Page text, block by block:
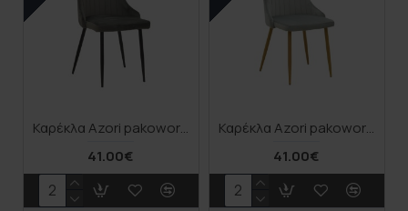
Καρέκλα Azori pakoworld ανθρακί βελούδο-πόδι μαύρο μέταλλο 49x55x85εκ
41.00€
Καρέκλα Azori pakoworld γκρι βελούδο με μεταλλικό πόδι σε φυσική απόχρωση 49x55x85εκ
41.00€